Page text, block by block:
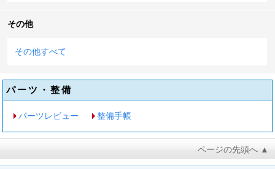
その他
その他すべて
パーツ・整備
パーツレビュー 整備手帳
ページの先頭へ ▲